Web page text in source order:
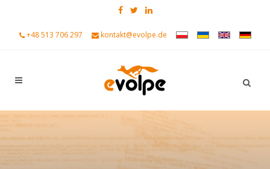
+48 513 706 297 kontakt@evolpe.de